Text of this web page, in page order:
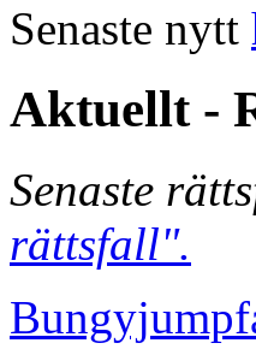
Senaste nytt
Aktuellt -
Senaste
rättsfall".